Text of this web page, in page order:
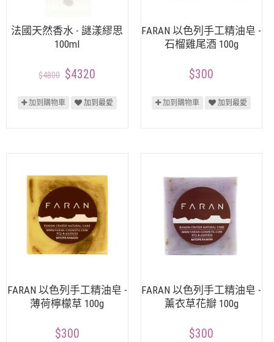
法國天然香水 - 謎漾繆思
100ml
$4800 $4320
加到購物車 加到最愛
FARAN 以色列手工精油皂 -
石榴雞尾酒 100g
$300
加到購物車 加到最愛
FARAN 以色列手工精油皂 -
薄荷檸檬草 100g
$300
FARAN 以色列手工精油皂 -
薰衣草花瓣 100g
$300